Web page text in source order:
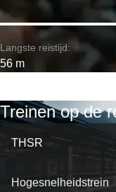
Langste reistijd:
56 m
Treinen op de
THSR
Hogesnelheidstrein